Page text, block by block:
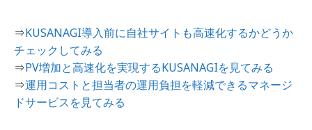
⇒KUSANAGI導入前に自社サイトも高速化するかどうか
チェックしてみる
⇒PV増加と高速化を実現するKUSANAGIを見てみる
⇒運用コストと担当者の運用負担を軽減できるマネージ
ドサービスを見てみる